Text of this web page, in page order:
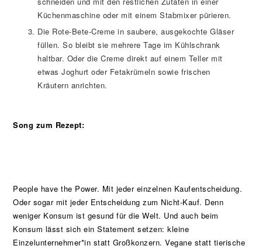
Küchenmaschine oder mit einem Stabmixer pürieren.
Die Rote-Bete-Creme in saubere, ausgekochte Gläser
füllen. So bleibt sie mehrere Tage im Kühlschrank
haltbar. Oder die Creme direkt auf einem Teller mit
etwas Joghurt oder Fetakrümeln sowie frischen
Kräutern anrichten.
Song zum Rezept:
People have the Power. Mit jeder einzelnen Kaufentscheidung.
Oder sogar mit jeder Entscheidung zum Nicht-Kauf. Denn
weniger Konsum ist gesund für die Welt. Und auch beim
Konsum lässt sich ein Statement setzen: kleine
Einzelunternehmer*in statt Großkonzern. Vegane statt tierische